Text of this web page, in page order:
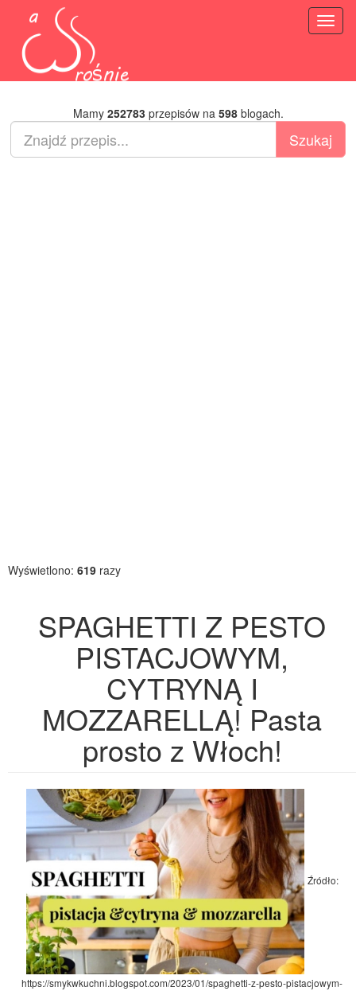
Mamy 252783przepisów na 598blogach.
Wyświetlono: 619 razy
SPAGHETTI Z PESTO
PISTACJOWYM,
CYTRYNĄ I
MOZZARELLĄ! Pasta
prosto z Włoch!
Źródło:
https://smykwkuchni.blogspot.com/2023/01/spaghetti-z-pesto-pistacjowym-